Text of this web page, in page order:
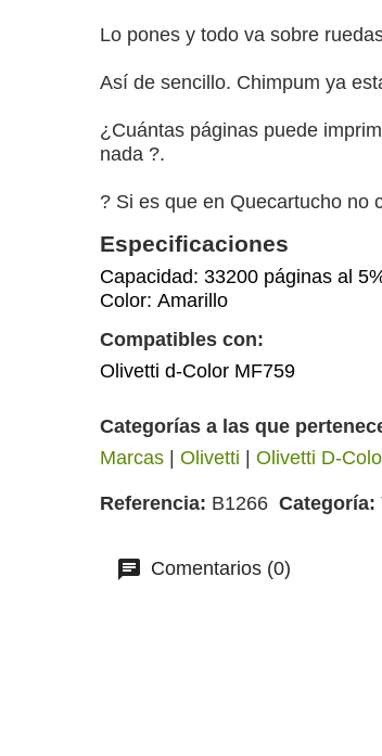
Lo pones y todo va sobre
Así de sencillo. Chimpum ya
¿Cuántas páginas puede
nada ?.
? Si es que en Quecartucho no
Especificaciones
Capacidad: 33200 páginas al
Color: Amarillo
Compatibles con:
Olivetti d-Color MF759
Categorías a las que
Marcas
Olivetti Olivetti D-
Referencia B1266 Categoría
Comentarios (0)